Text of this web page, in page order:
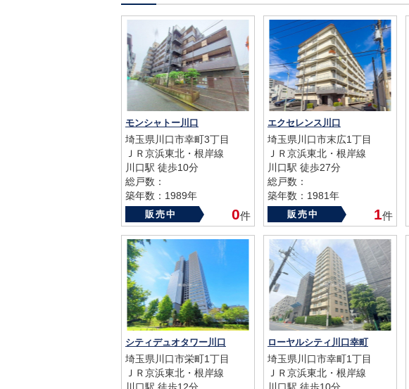
モンシャトー川口
埼玉県川口市幸町3丁目
ＪＲ京浜東北・根岸線
川口駅 徒歩10分
総戸数：
築年数：1989年
販売中 0件
エクセレンス川口
埼玉県川口市末広1丁目
ＪＲ京浜東北・根岸線
川口駅 徒歩27分
総戸数：
築年数：1981年
販売中 1件
シティデュオタワー川口
埼玉県川口市栄町1丁目
ＪＲ京浜東北・根岸線
ローヤルシティ川口幸町
埼玉県川口市幸町1丁目
ＪＲ京浜東北・根岸線